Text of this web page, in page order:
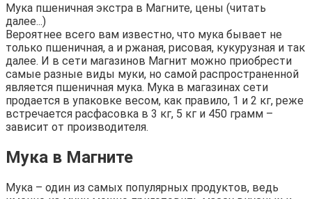
Мука пшеничная экстра в Магните, цены (читать
далее...)
Вероятнее всего вам известно, что мука бывает не
только пшеничная, а и ржаная, рисовая, кукурузная и так
далее. И в сети магазинов Магнит можно приобрести
самые разные виды муки, но самой распространенной
является пшеничная мука. Мука в магазинах сети
продается в упаковке весом, как правило, 1 и 2 кг, реже
встречается расфасовка в 3 кг, 5 кг и 450 грамм –
зависит от производителя.
Мука в Магните
Мука – один из самых популярных продуктов, ведь